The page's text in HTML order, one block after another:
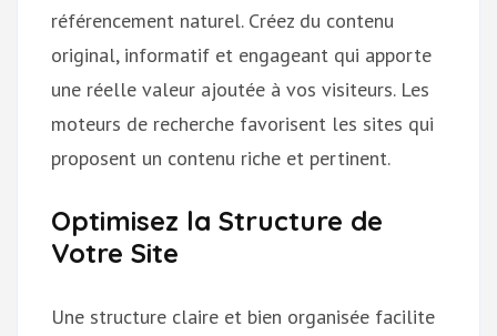
référencement naturel. Créez du contenu
original, informatif et engageant qui apporte
une réelle valeur ajoutée à vos visiteurs. Les
moteurs de recherche favorisent les sites qui
proposent un contenu riche et pertinent.
Optimisez la Structure de
Votre Site
Une structure claire et bien organisée facilite